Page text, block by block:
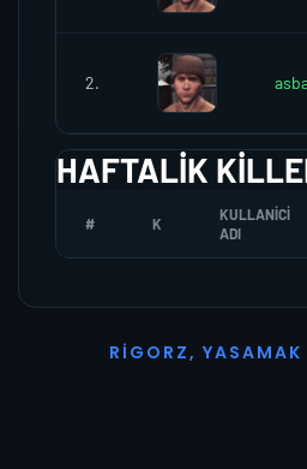
2.
HAFTALIK
# K
KULLANICI
ADI
R I G O R Z, YASAMAK